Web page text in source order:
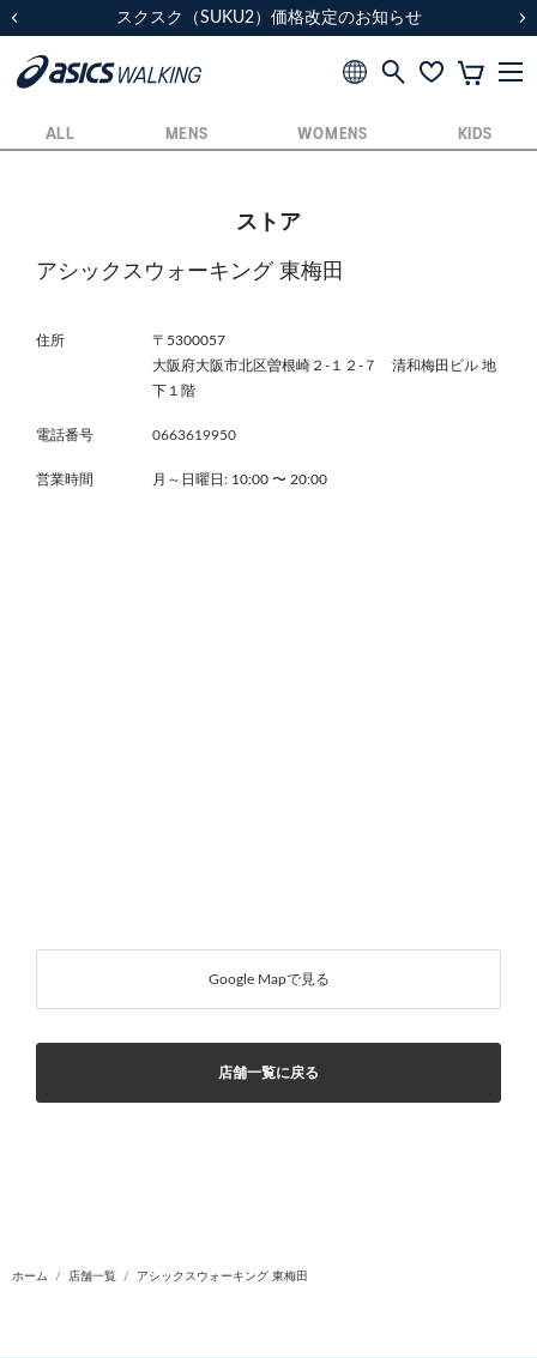
スクスク（SUKU2）価格改定のお知らせ
配送に関するお知らせ
スクスク（SUKU2）価格改定のお知らせ
配送に関するお知らせ
ALL MENS WOMENS KIDS
ストア
アシックスウォーキング 東梅田
住所
〒5300057
大阪府大阪市北区曽根崎２-１２-７ 清和梅田ビル 地
下１階
電話番号 0663619950
営業時間 月～日曜日: 10:00 〜 20:00
Google Mapで見る
店舗一覧に戻る
ホーム 店舗一覧 アシックスウォーキング 東梅田